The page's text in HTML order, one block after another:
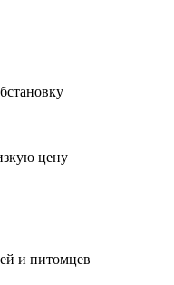
цену
и питомцев